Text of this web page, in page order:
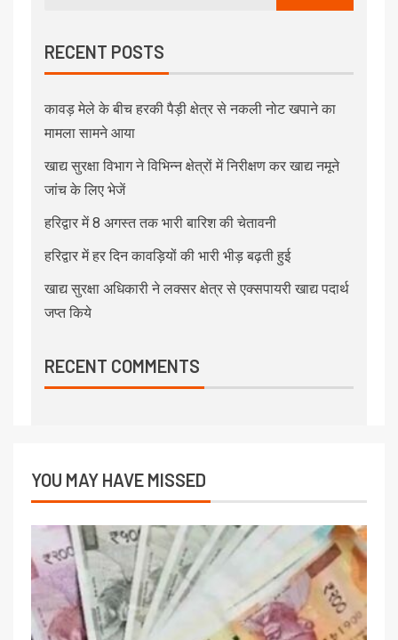
RECENT POSTS
कावड़ मेले के बीच हरकी पैड़ी क्षेत्र से नकली नोट खपाने का
मामला सामने आया
खाद्य सुरक्षा विभाग ने विभिन्न क्षेत्रों में निरीक्षण कर खाद्य नमूने
जांच के लिए भेजें
हरिद्वार में 8 अगस्त तक भारी बारिश की चेतावनी
हरिद्वार में हर दिन कावड़ियों की भारी भीड़ बढ़ती हुई
खाद्य सुरक्षा अधिकारी ने लक्सर क्षेत्र से एक्सपायरी खाद्य पदार्थ
जप्त किये
RECENT COMMENTS
YOU MAY HAVE MISSED